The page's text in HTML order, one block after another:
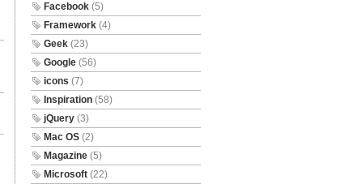
Facebook(5)
Framework(4)
Geek(23)
Google(56)
icons (7)
Inspiration(58)
jQuery(3)
Mac OS(2)
Magazine(5)
Microsoft(22)